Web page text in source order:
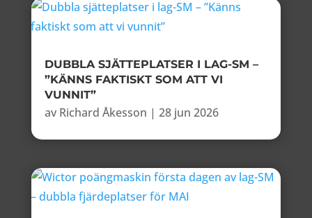
DUBBLA SJÄTTEPLATSER I LAG-SM –
”KÄNNS FAKTISKT SOM ATT VI
VUNNIT”
av Richard Åkesson | 28 jun 2026